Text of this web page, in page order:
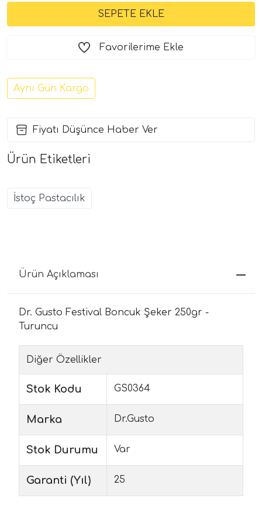
Favorilerime Ekle
Aynı Gün Kargo
Fiyatı Düşünce Haber Ver
Ürün Etiketleri
İstoç Pastacılık
Ürün Açıklaması
Dr. Gusto Festival Boncuk Şeker 250gr -
Turuncu
Diğer Özellikler
Stok Kodu GS0364
Marka Dr.Gusto
Stok Durumu Var
Garanti (Yıl) 25